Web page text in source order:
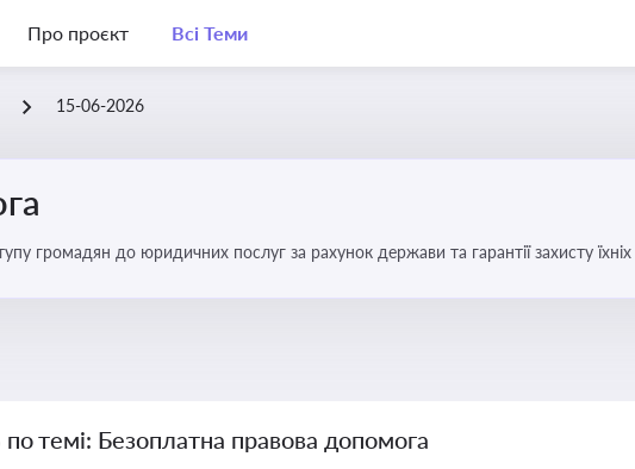
Про проєкт Всі Теми
15-06-2026
громадян до юридичних послуг за рахунок держави та гарантії захисту
темі: Безоплатна правова допомога